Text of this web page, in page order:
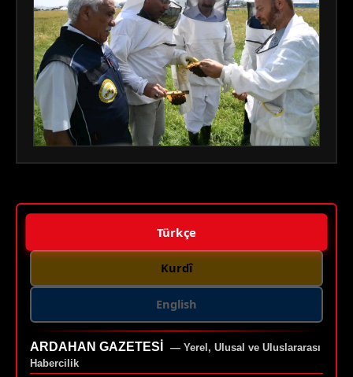
Türkçe
Kurdî
English
ARDAHAN GAZETESI
— Yerel, Ulusal ve Uluslararası
Habercilik